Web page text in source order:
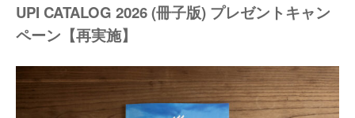
UPI CATALOG 2026 (冊子版) プレゼントキャン
ペーン【再実施】